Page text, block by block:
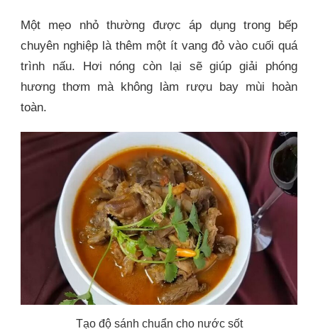
Một mẹo nhỏ thường được áp dụng trong bếp
chuyên nghiệp là thêm một ít vang đỏ vào cuối quá
trình nấu. Hơi nóng còn lại sẽ giúp giải phóng
hương thơm mà không làm rượu bay mùi hoàn
toàn.
Tạo độ sánh chuẩn cho nước sốt